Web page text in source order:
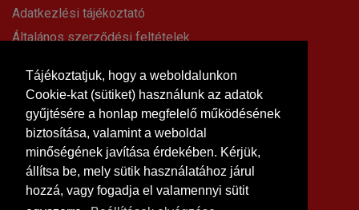
Tájékoztatjuk, hogy a weboldalunkon
Cookie-kat (sütiket) használunk az adatok
gyűjtésére a honlap megfelelő működésének
biztosítása, valamint a weboldal
minőségének javítása érdekében. Kérjük,
állítsa be, mely sütik használatához járul
hozzá, vagy fogadja el valamennyi sütit
Adatkezlési tájékoztató
Általános szerződési feltételek
Impresszum
Süti beállítások
Információk
Hírek, cikkek
Kapcsolat
Letölthető dokumentumok